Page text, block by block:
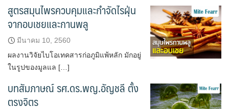
สูตรสมุนไพรควบคุมและกำจัดไรฝุ่น
จากอบเชยและกานพลู
มีนาคม 10, 2560
ผลงานวิจัยไบโอเทคสารก่อภูมิแพ้หลัก มักอยู่
ในรูปของมูลแล […]
บทสัมภาษณ์ รศ.ดร.พญ.อัญชลี ตั้ง
ตรงจิตร